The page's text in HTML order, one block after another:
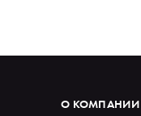
О КОМПАНИИ